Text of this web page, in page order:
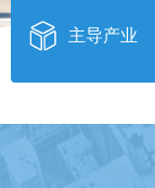
主导产业